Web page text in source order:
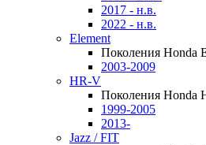
2017 - н.в.
2022 - н.в.
Element
Поколения Honda
2003-2009
HR-V
Поколения Honda
1999-2005
2013-
Jazz / FIT